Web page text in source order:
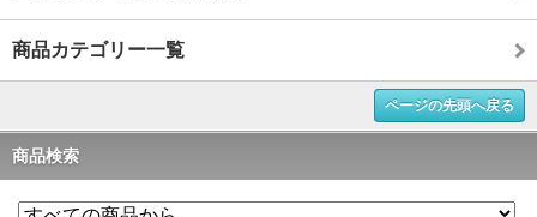
商品カテゴリー一覧
ページの先頭へ戻る
商品検索